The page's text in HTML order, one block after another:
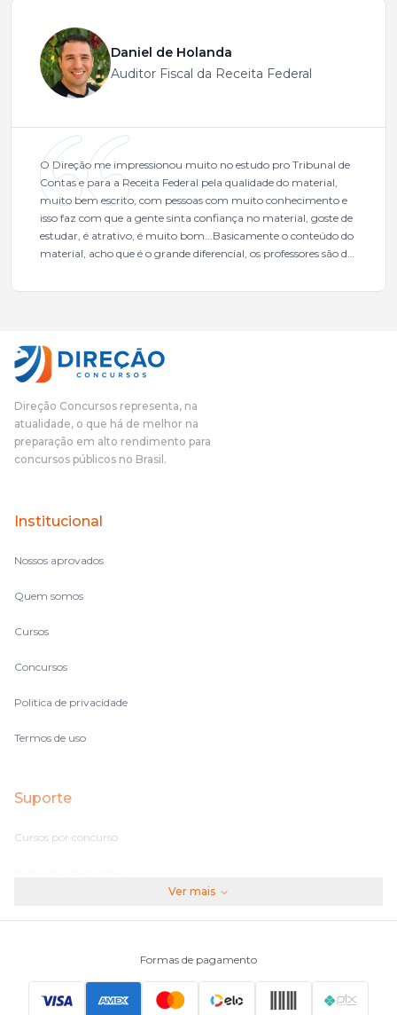
Daniel de Holanda
Auditor Fiscal da Receita Federal
O Direção me impressionou muito no estudo pro Tribunal de
Contas e para a Receita Federal pela qualidade do material,
muito bem escrito, com pessoas com muito conhecimento e
isso faz com que a gente sinta confiança no material, goste de
estudar, é atrativo, é muito bom...Basicamente o conteúdo do
material, acho que é o grande diferencial, os professores são de
mais excelentes cargos da administração pública.Eu sempre
fundamental na minha derrota no ano passado para que eu
pudesse enxergar o que eu errei e corrigir minha rota.E além
das aulas vocês(Direção Concursos), que fizeram um
o aluno, além de ter que estudar, ele tem que perder tempo
fazendo um cronograma, num pós- edital é muito
complicado, é uma avalanche de informação, então vocês
terem feito isso é muito bacana, porque quando eu me sentia
no volume de matérias.
Direção Concursos representa, na
atualidade, o que há de melhor na
preparação em alto rendimento para
concursos públicos no Brasil.
Institucional
Nossos aprovados
Quem somos
Cursos
Concursos
Política de privacidade
Termos de uso
Suporte
Cursos por concurso
Principais Concursos
Ver mais
Formas de pagamento